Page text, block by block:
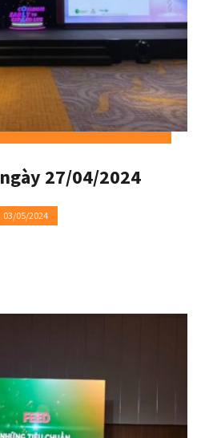
27/04/2024
03/05/2024